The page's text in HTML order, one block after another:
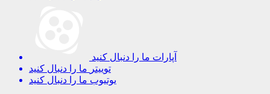
آپارات ما را دنبال کنید
توییتر ما را دنبال کنید
یوتیوب ما را دنبال کنید